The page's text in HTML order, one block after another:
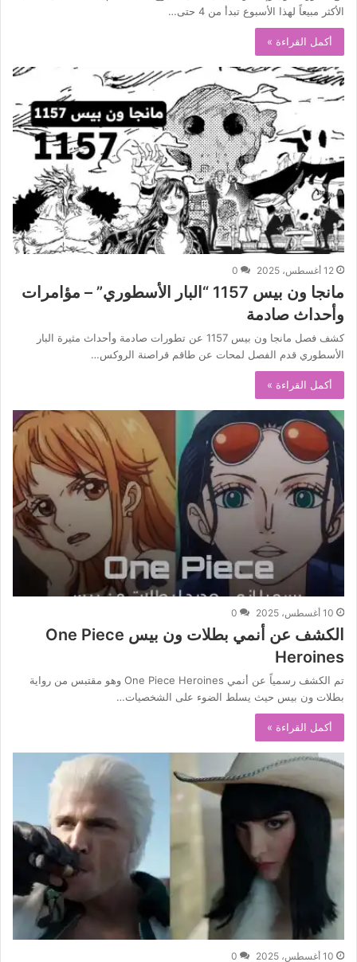
الأكثر مبيعاً لهذا الأسبوع تبدأ من 4 حتى…
أكمل القراءة »
12 أغسطس، 2025 0
مانجا ون بيس 1157 “البار الأسطوري” – مؤامرات
وأحداث صادمة
كشف فصل مانجا ون بيس 1157 عن تطورات صادمة وأحداث مثيرة البار
الأسطوري قدم الفصل لمحات عن طاقم قراصنة الروكس…
أكمل القراءة »
10 أغسطس، 2025 0
الكشف عن أنمي بطلات ون بيس One Piece
Heroines
تم الكشف رسمياً عن أنمي One Piece Heroines وهو مقتبس من رواية
بطلات ون بيس حيث يسلط الضوء على الشخصيات…
أكمل القراءة »
10 أغسطس، 2025 0